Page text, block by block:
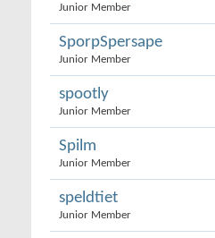
Junior Member
SporpSpersape
Junior Member
spootly
Junior Member
Spilm
Junior Member
speldtiet
Junior Member